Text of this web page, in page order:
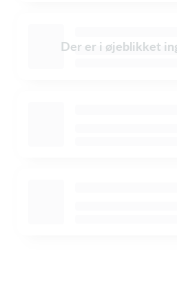
Der er i øjeblikket